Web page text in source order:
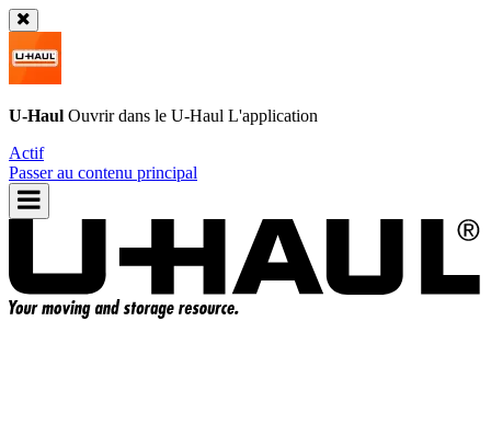
U-Haul Ouvrir dans le U-Haul L'application
Actif
Passer au contenu principal